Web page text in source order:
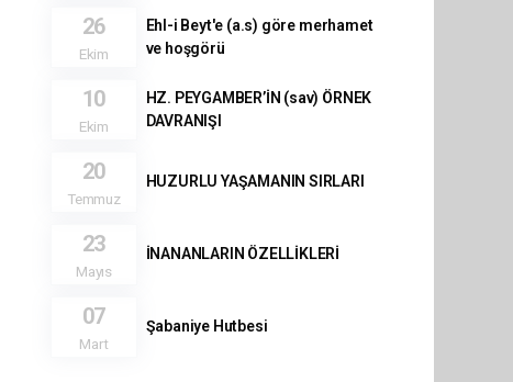
26
Ekim
Ehl-i Beyt'e (a.s) göre merhamet
ve hoşgörü
10
Ekim
HZ. PEYGAMBER’İN (sav) ÖRNEK
DAVRANIŞI
20
Temmuz
HUZURLU YAŞAMANIN SIRLARI
23
Mayıs
İNANANLARIN ÖZELLİKLERİ
07
Mart
Şabaniye Hutbesi